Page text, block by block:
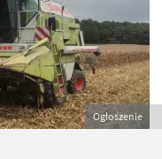
Ogłoszenie